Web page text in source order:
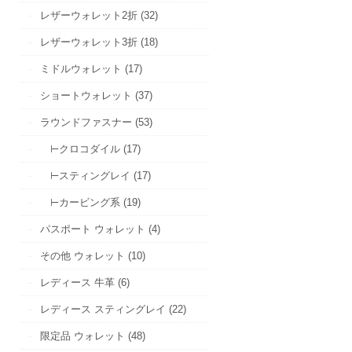
レザーウォレット2折 (32)
レザーウォレット3折 (18)
ミドルウォレット (17)
ショートウォレット (37)
ラウンドファスナー (53)
⊢クロコダイル (17)
⊢スティングレイ (17)
⊢カービング系 (19)
パスポート ウォレット (4)
その他 ウォレット (10)
レディース 牛革 (6)
レディース スティングレイ (22)
限定品 ウォレット (48)